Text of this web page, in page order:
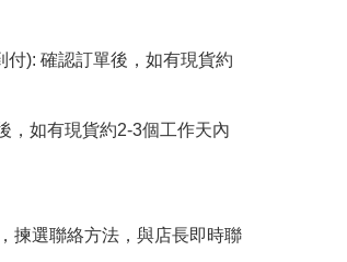
付): 確認訂單後，如有現貨約
，如有現貨約2-3個工作天內
揀選聯絡方法，與店長即時聯